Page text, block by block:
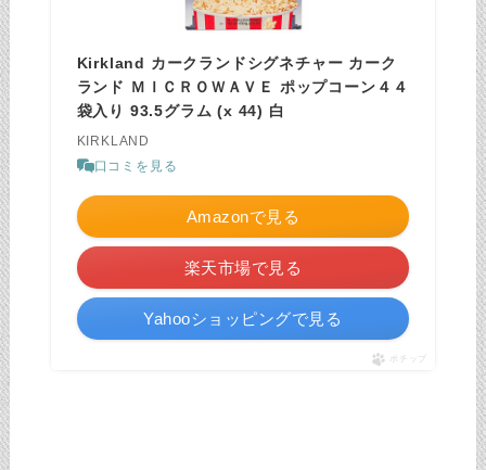
Kirkland カークランドシグネチャー カーク
ランド ＭＩＣＲＯＷＡＶＥ ポップコーン４４
袋入り 93.5グラム (x 44) 白
KIRKLAND
口コミを見る
Amazonで見る
楽天市場で見る
Yahooショッピングで見る
ポチップ